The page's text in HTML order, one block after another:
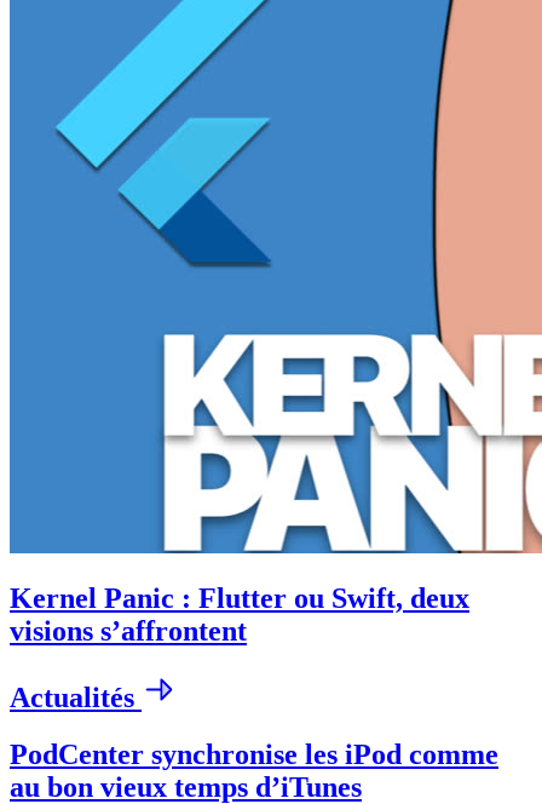
Kernel Panic : Flutter ou Swift, deux
visions s’affrontent
Actualités
PodCenter synchronise les iPod comme
au bon vieux temps d’iTunes